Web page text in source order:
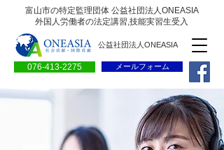
富山市の特定監理団体 公益社団法人ONEASIA
外国人労働者の法定講習,技能実習生受入
076-413-2275
公益社団法人ONEASIA
メールフォーム